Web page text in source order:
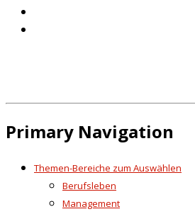
Primary Navigation
Themen-Bereiche zum Auswählen
Berufsleben
Management